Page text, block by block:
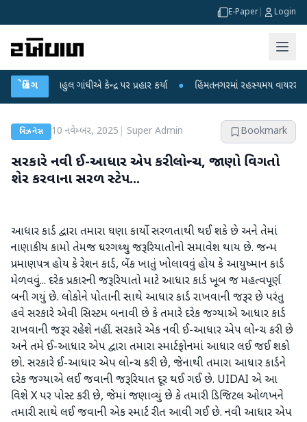
E-Paper Login
બ્રેકિંગ
રાહુલ ગાંધીએ કેન્દ્ર પર પ્રહાર કર્યા ● હિંમતનગરમાં રહસ્યમય વાયરસ કે
બિઝનેસ 10 નવેમ્બર, 2025 Super Admin Bookmark
સરકારે નવી ઈ-આધાર એપ કરી લોન્ચ, જાણો વિગતો
શેર કરવાના સરળ સ્ટેપ...
આધાર કાર્ડ દ્વારા તમારા ઘણા કાર્યો સરળતાથી થઈ શકે છે અને તેમાં
નાણાકીય કામો તેમજ ઘરગથ્થુ જરૂરિયાતોનો સમાવેશ થાય છે. જન્મ
પ્રમાણપત્ર હોય કે રેશન કાર્ડ, બેંક ખાતું ખોલાવવું હોય કે આયુષ્માન કાર્ડ
મેળવવું... દરેક પ્રકારની જરૂરિયાતો માટે આધાર કાર્ડ ખૂબ જ મહત્વપૂર્ણ
બની ગયું છે. લોકોને પોતાની સાથે આધાર કાર્ડ રાખવાની જરૂર છે પરંતુ
હવે સરકારે એવી સિસ્ટમ બનાવી છે કે તમારે દરેક જગ્યાએ આધાર કાર્ડ
રાખવાની જરૂર રહેશે નહીં. સરકારે એક નવી ઈ-આધાર એપ લોન્ચ કરી છે
અને તમે ઈ-આધાર એપ દ્વારા તમારા સ્માર્ટફોનમાં આધાર લઈ જઈ શકો
છો. સરકારે ઈ-આધાર એપ લોન્ચ કરી છે, જેનાથી તમારા આધાર કાર્ડને
દરેક જગ્યાએ લઈ જવાની જરૂરિયાત દૂર થઈ ગઈ છે. UIDAI એ આ
વિશે X પર પોસ્ટ કરી છે, જેમાં જણાવ્યું છે કે તમારી ડિજિટલ ઓળખને
તમારી સાથે લઈ જવાની એક સ્માર્ટ રીત આવી ગઈ છે. નવી આધાર એપ